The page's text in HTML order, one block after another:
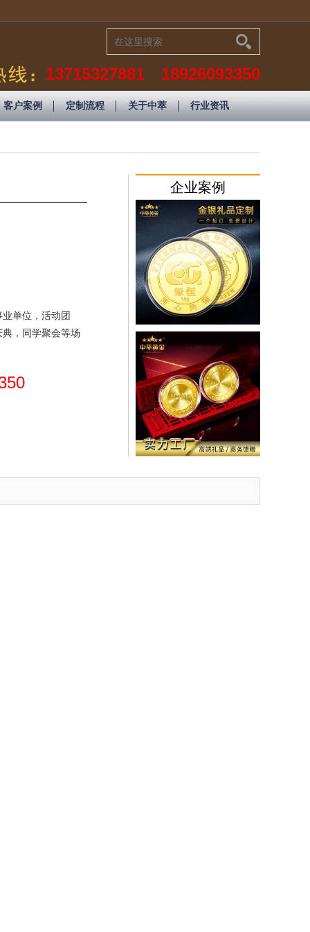
13715327881 18926093350
客户案例 定制流程 关于中萃 行业资讯
单位，活动团
，同学聚会等场
企业案例